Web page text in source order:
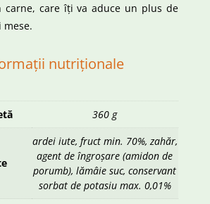
carne, care îți va aduce un plus de
mese.
nutriționale
360 g
ardei iute, fruct min. 70%, zahăr,
agent de îngroșare (amidon de
porumb), lămâie suc, conservant
sorbat de potasiu max. 0,01%